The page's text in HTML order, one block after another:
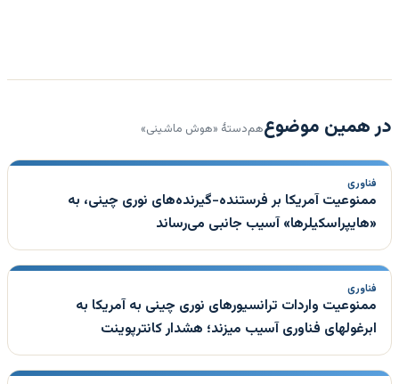
در همین موضوعهم‌دستهٔ «هوش ماشینی»
فناوری
ممنوعیت آمریکا بر فرستنده-گیرنده‌های نوری چینی، به
«هایپراسکیلرها» آسیب جانبی می‌رساند
فناوری
ممنوعیت واردات ترانسیورهای نوری چینی به آمریکا به
ابرغولهای فناوری آسیب میزند؛ هشدار کانترپوینت